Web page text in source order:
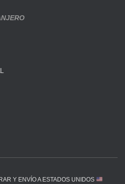
Y ENVÍO A ESTADOS UNIDOS